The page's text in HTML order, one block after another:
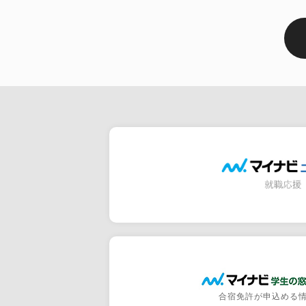
合宿免許が申込める